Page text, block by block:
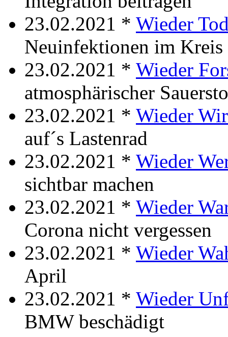
23.02.2021 * Wieder
Neuinfektionen im Kreis
23.02.2021 * Wieder
atmosphärischer
23.02.2021 * Wieder
auf´s Lastenrad
23.02.2021 * Wieder
sichtbar machen
23.02.2021 * Wieder
Corona nicht vergessen
23.02.2021 * Wieder
April
23.02.2021 * Wieder
BMW beschädigt